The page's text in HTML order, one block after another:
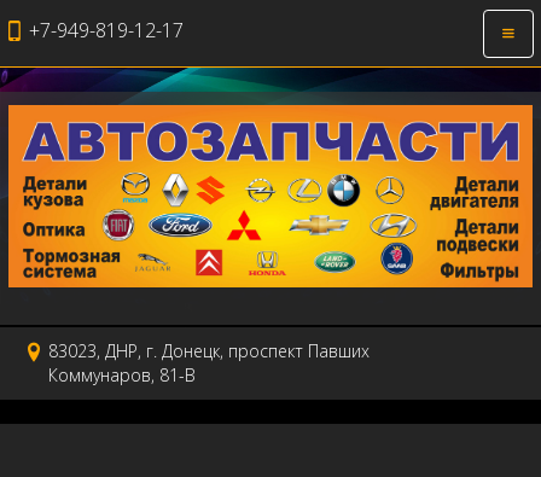
+7-949-819-12-17
83023, ДНР, г. Донецк, проспект Павших
Коммунаров, 81-В